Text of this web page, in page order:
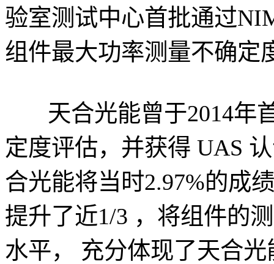
验室测试中心首批通过
组件最大功率测量不确定
天合光能曾于2014年
定度评估，并获得 UAS
合光能将当时2.97%的成
提升了近1/3 ，将组件的
水平， 充分体现了天合